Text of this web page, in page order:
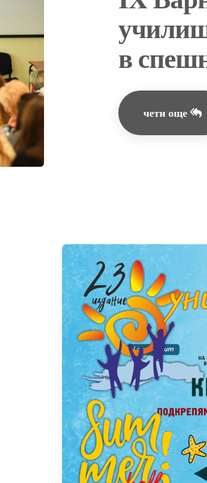
в
чети още